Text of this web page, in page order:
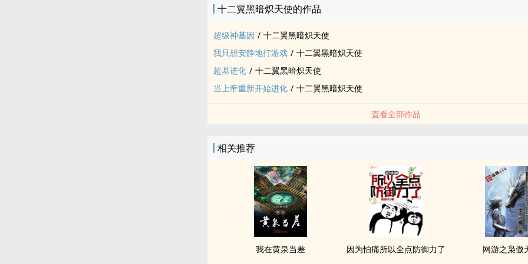
十二翼黑暗炽天使的作品
超级神基因 / 十二翼黑暗炽天使
我只想安静地打游戏 / 十二翼黑暗炽天使
超基进化 / 十二翼黑暗炽天使
当上帝重新开始进化 / 十二翼黑暗炽天使
查看全部作品
相关推荐
我在黄泉当差 因为怕痛所以全点防御力了 网游之枭傲